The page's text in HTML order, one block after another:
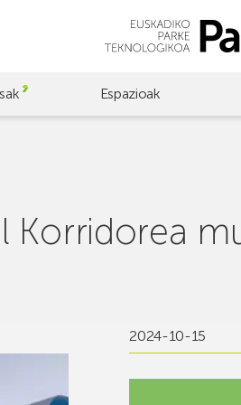
Espazioak
Korridorea
2024-10-15